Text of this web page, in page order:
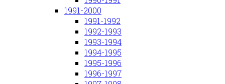
1991-2000
1991-1992
1992-1993
1993-1994
1994-1995
1995-1996
1996-1997